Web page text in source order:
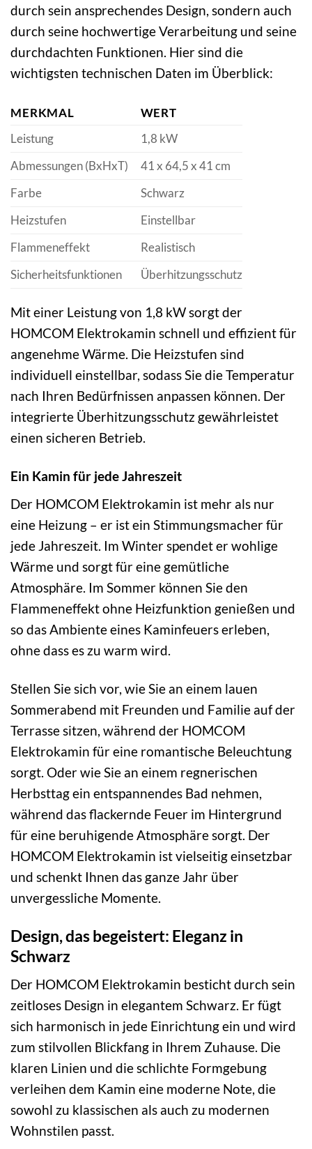
durch sein ansprechendes Design, sondern auch
durch seine hochwertige Verarbeitung und seine
durchdachten Funktionen. Hier sind die
wichtigsten technischen Daten im Überblick:
MERKMAL
WERT
Leistung
1,8 kW
Abmessungen (BxHxT)
41 x 64,5 x 41 cm
Farbe
Schwarz
Heizstufen
Einstellbar
Flammeneffekt
Realistisch
Sicherheitsfunktionen
Überhitzungsschutz
Mit einer Leistung von 1,8 kW sorgt der
HOMCOM Elektrokamin schnell und effizient für
angenehme Wärme. Die Heizstufen sind
individuell einstellbar, sodass Sie die Temperatur
nach Ihren Bedürfnissen anpassen können. Der
integrierte Überhitzungsschutz gewährleistet
einen sicheren Betrieb.
Ein Kamin für jede Jahreszeit
Der HOMCOM Elektrokamin ist mehr als nur
eine Heizung – er ist ein Stimmungsmacher für
jede Jahreszeit. Im Winter spendet er wohlige
Wärme und sorgt für eine gemütliche
Atmosphäre. Im Sommer können Sie den
Flammeneffekt ohne Heizfunktion genießen und
so das Ambiente eines Kaminfeuers erleben,
ohne dass es zu warm wird.
Stellen Sie sich vor, wie Sie an einem lauen
Sommerabend mit Freunden und Familie auf der
Terrasse sitzen, während der HOMCOM
Elektrokamin für eine romantische Beleuchtung
sorgt. Oder wie Sie an einem regnerischen
Herbsttag ein entspannendes Bad nehmen,
während das flackernde Feuer im Hintergrund
für eine beruhigende Atmosphäre sorgt. Der
HOMCOM Elektrokamin ist vielseitig einsetzbar
und schenkt Ihnen das ganze Jahr über
unvergessliche Momente.
Design, das begeistert: Eleganz in
Schwarz
Der HOMCOM Elektrokamin besticht durch sein
zeitloses Design in elegantem Schwarz. Er fügt
sich harmonisch in jede Einrichtung ein und wird
zum stilvollen Blickfang in Ihrem Zuhause. Die
klaren Linien und die schlichte Formgebung
verleihen dem Kamin eine moderne Note, die
sowohl zu klassischen als auch zu modernen
Wohnstilen passt.